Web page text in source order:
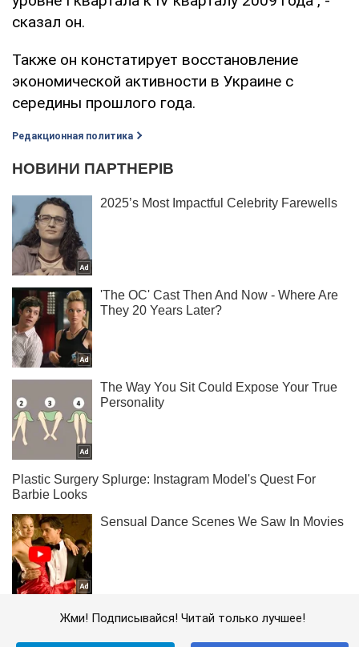
сказал он.
Также он констатирует восстановление
экономической активности в Украине с
середины прошлого года.
Редакционная политика
Жми! Подписывайся! Читай только лучшее!